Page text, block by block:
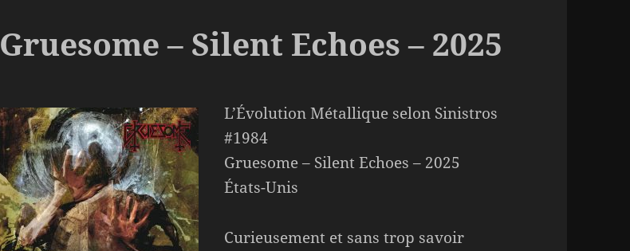
Gruesome – Silent Echoes – 2025
L’Évolution Métallique selon Sinistros
#1984
Gruesome – Silent Echoes – 2025
États-Unis
Curieusement et sans trop savoir